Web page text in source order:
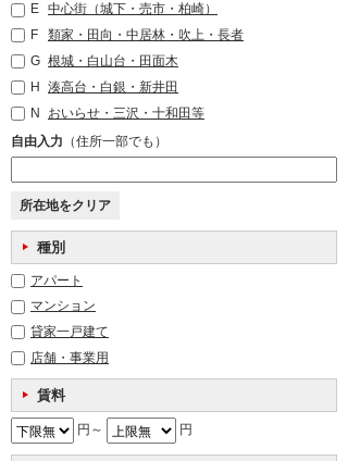
E 中心街（城下・売市・柏崎）
F
類家・田向・中居林・吹上・長者
G 根城・白山台・田面木
H 湊高台・白銀・新井田
N
おいらせ・三沢・十和田等
自由入力 （住所一部でも）
所在地をクリア
種別
アパート
マンション
貸家一戸建て
店舗・事業用
賃料
円～ 円